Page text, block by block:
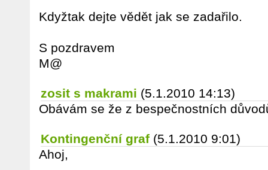
Kdyžtak dejte vědět jak se zadařilo.
S pozdravem
M@
zosit s makrami (5.1.2010 14:13)
Obávám se že z bespečnostních
Kontingenční graf (5.1.2010 9:01)
Ahoj,